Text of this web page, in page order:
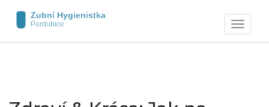
Zobrazit
navigaci